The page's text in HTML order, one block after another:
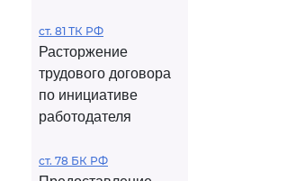
ст. 81 ТК РФ
Расторжение
трудового договора
по инициативе
работодателя
ст. 78 БК РФ